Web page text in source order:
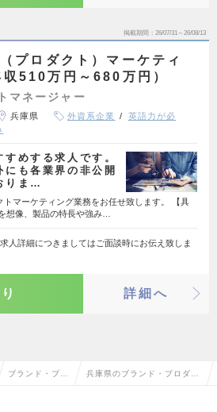
掲載期間 26/07/31～26/08/13
プロダクト）マーケティ
510万円～680万円）
マネージャー
兵庫県 外資系企業
英語力が必
めする求人です。
も各業界の非公開
りま…
トマーケティング業務をお任せ致します。 【具
想像、製品の特長や強み…
人詳細につきましてはご面談時にお伝え致しま
詳細へ
ブランド・プロ 兵庫県のブランド・プロダク